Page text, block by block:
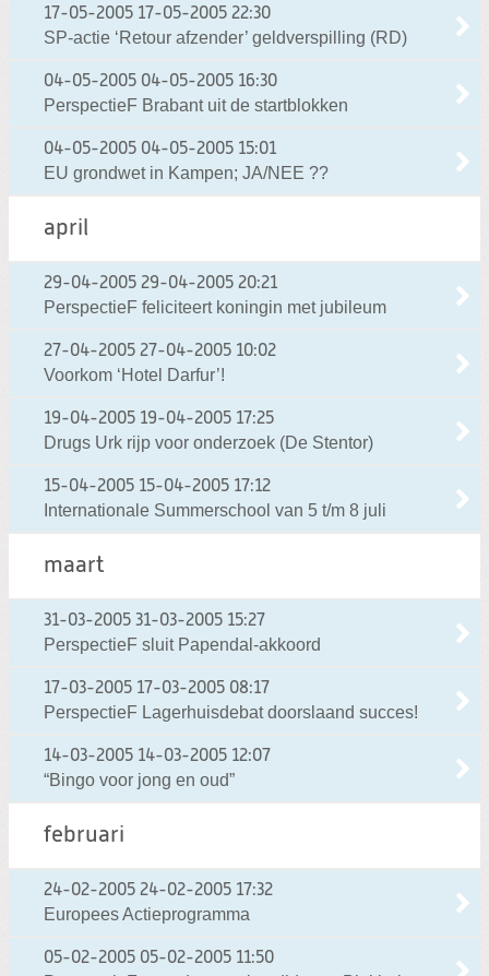
17-05-2005 17-05-2005 22:30
SP-actie ‘Retour afzender’ geldverspilling (RD)
04-05-2005 04-05-2005 16:30
PerspectieF Brabant uit de startblokken
04-05-2005 04-05-2005 15:01
EU grondwet in Kampen; JA/NEE ??
april
29-04-2005 29-04-2005 20:21
PerspectieF feliciteert koningin met jubileum
27-04-2005 27-04-2005 10:02
Voorkom ‘Hotel Darfur’!
19-04-2005 19-04-2005 17:25
Drugs Urk rijp voor onderzoek (De Stentor)
15-04-2005 15-04-2005 17:12
Internationale Summerschool van 5 t/m 8 juli
maart
31-03-2005 31-03-2005 15:27
PerspectieF sluit Papendal-akkoord
17-03-2005 17-03-2005 08:17
PerspectieF Lagerhuisdebat doorslaand succes!
14-03-2005 14-03-2005 12:07
“Bingo voor jong en oud”
februari
24-02-2005 24-02-2005 17:32
Europees Actieprogramma
05-02-2005 05-02-2005 11:50